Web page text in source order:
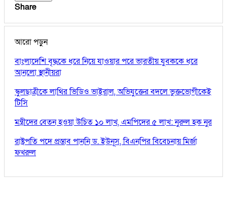
Share
আরো পড়ুন
বাংলাদেশি বৃদ্ধকে ধরে নিয়ে যাওয়ার পরে ভারতীয় যুবককে ধরে
আনলো স্থানীয়রা
স্কুলছাত্রীকে লাথির ভিডিও ভাইরাল, অভিযুক্তের বদলে ভুক্তভোগীকেই
টিসি
মন্ত্রীদের বেতন হওয়া উচিত ১০ লাখ, এমপিদের ৫ লাখ: নুরুল হক নুর
রাষ্ট্রপতি পদে প্রস্তাব পাননি ড. ইউনূস, বিএনপির বিবেচনায় মির্জা
ফখরুল